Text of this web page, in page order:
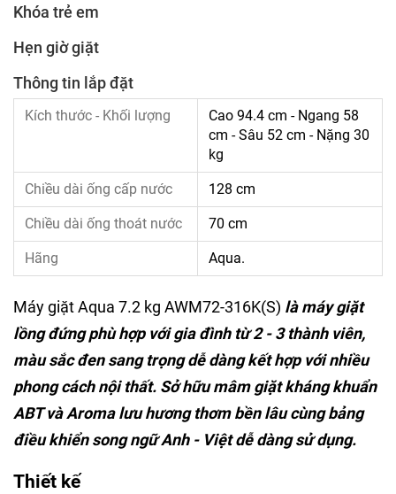
Khóa trẻ em
Hẹn giờ giặt
Thông tin lắp đặt
Kích thước - Khối lượng
Cao 94.4 cm - Ngang 58
cm - Sâu 52 cm - Nặng 30
kg
Chiều dài ống cấp nước 128 cm
Chiều dài ống thoát nước 70 cm
Hãng Aqua.
Máy giặt Aqua 7.2 kg AWM72-316K(S) là máy giặt
lồng đứng phù hợp với gia đình từ 2 - 3 thành viên,
màu sắc đen sang trọng dễ dàng kết hợp với nhiều
phong cách nội thất. Sở hữu mâm giặt kháng khuẩn
ABT và Aroma lưu hương thơm bền lâu cùng bảng
điều khiển song ngữ Anh - Việt dễ dàng sử dụng.
Thiết kế